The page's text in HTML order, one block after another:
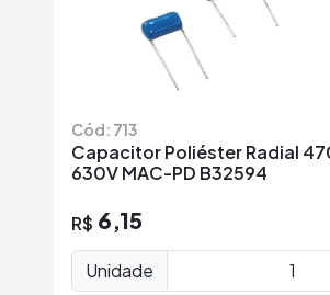
Cód: 713
Capacitor Poliéster Radial
630V MAC-PD B32594
R$ 6,15
Unidade